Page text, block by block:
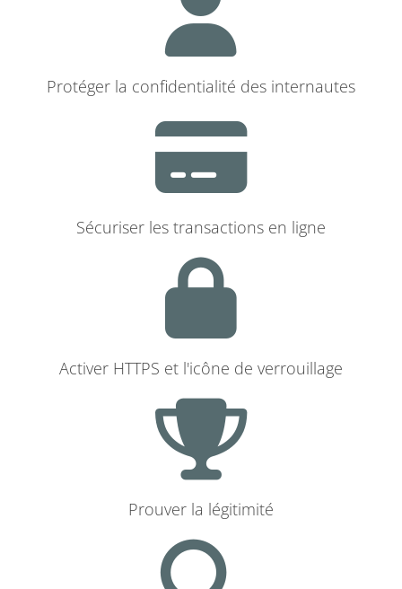
Protéger la confidentialité des internautes
Sécuriser les transactions en ligne
Activer HTTPS et l'icône de verrouillage
Prouver la légitimité